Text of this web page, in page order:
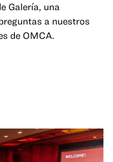
Galería, una
a nuestros
de OMCA.